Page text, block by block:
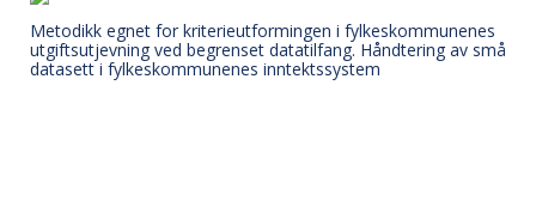
Metodikk egnet for kriterieutformingen i fylkeskommunenes
utgiftsutjevning ved begrenset datatilfang. Håndtering av små
datasett i fylkeskommunenes inntektssystem